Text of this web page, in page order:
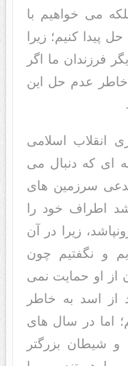
می خواهیم با
پیدا کنیم؛ زیرا
فرزندان ما اگر
خاطر عدم حل این
انقلاب اسلامی
ای که دنبال می
سرزمین های
اطراف خود را
زیرا در آن
و نگفتیم چون
او حمایت نمی
از اسد به خاطر
اما در سال های
شیطان بزرگتر